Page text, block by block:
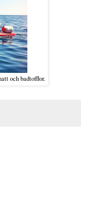
och badtofflor.